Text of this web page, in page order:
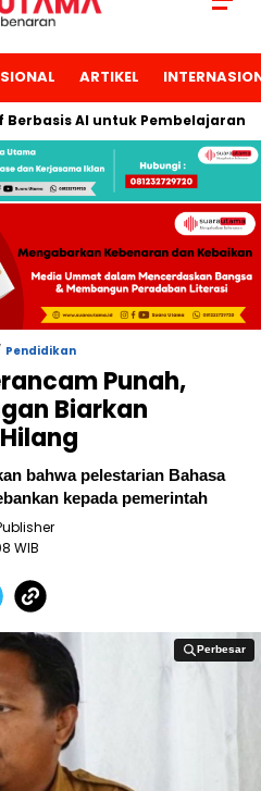
ARTIKEL
AI untuk Pembelajaran
Pendidikan
Punah,
Biarkan
bahwa pelestarian Bahasa
kepada pemerintah
WIB
Perbesar
Perbesar